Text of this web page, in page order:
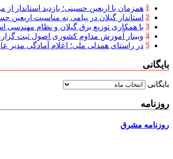
1 همزمان با اربعین حسینی؛ بازدید استاندار از
2 استاندار گیلان در پیامی به مناسبت اربعین
3 با همکاری توزیع برق گیلان و نظام مهندسی
4 وبینار آموزش مداوم کشوری اصول ثبت
5 در راستای همدلی ملی؛ اعلام آمادگی مدیر
بایگانی
بایگانی
روزنامه
روزنامه مشرق